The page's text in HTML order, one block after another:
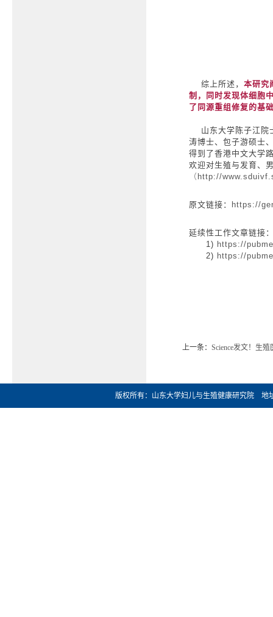
综上所述， 本研究
制，同时发现体细胞
了同源重组修复的基
山东大学陈子江院
涛博士、包子游硕士
得到了香港中文大学
欢迎对生殖与发育、
（ http://
原文链接： https://
延续性工作文章链接
1) https://
2) https://
上一条： Science发文！生
版权所有：山东大学妇儿与生殖健康研究院 地